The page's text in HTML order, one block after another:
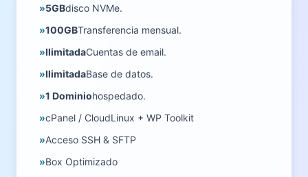
»5GBdisco NVMe.
»100GBTransferencia mensual.
»IlimitadaCuentas de email.
»IlimitadaBase de datos.
»1 Dominiohospedado.
»cPanel / CloudLinux + WP Toolkit
»Acceso SSH & SFTP
»Box Optimizado